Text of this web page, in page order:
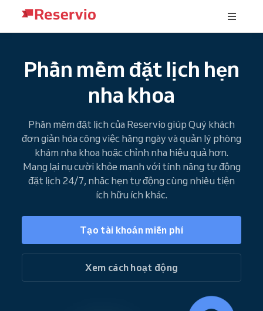
Phần mềm đặt lịch hẹn
nha khoa
Phần mềm đặt lịch của Reservio giúp Quý khách
đơn giản hóa công việc hằng ngày và quản lý phòng
khám nha khoa hoặc chỉnh nha hiệu quả hơn.
Mang lại nụ cười khỏe mạnh với tính năng tự động
đặt lịch 24/7, nhắc hẹn tự động cùng nhiều tiện
ích hữu ích khác.
Tạo tài khoản miễn phí
Xem cách hoạt động